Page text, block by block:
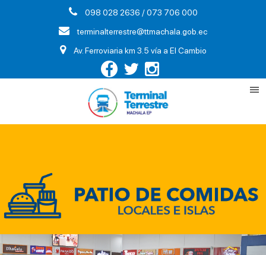
098 028 2636 / 073 706 000
terminalterrestre@ttmachala.gob.ec
Av. Ferroviaria km 3.5 vía a El Cambio